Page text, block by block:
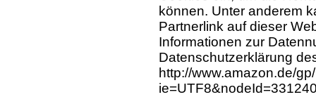
können. Unter anderem
Partnerlink auf dieser
Informationen zur
Datenschutzerklärung
http://www.amazon.de/